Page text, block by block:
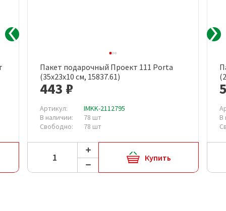
Пакет подарочный Проект 111 Porta
(35x23x10 см, 15837.61)
443 ₽
Артикул:
IMKK-2112795
В наличии:
78 шт
Свободно:
78 шт
Купить
В